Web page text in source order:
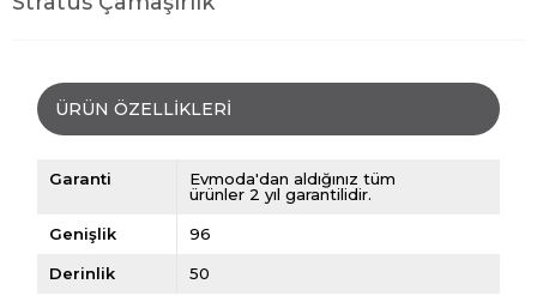
ÜRÜN ÖZELLIKLERI
Garanti
Evmoda'dan aldığınız tüm
ürünler 2 yıl garantilidir.
Genişlik 96
Derinlik 50